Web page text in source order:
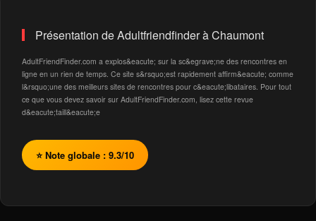
Présentation de Adultfriendfinder à Chaumont
AdultFriendFinder.com a explos&eacute; sur la sc&egrave;ne des rencontres en
ligne en un rien de temps. Ce site s&rsquo;est rapidement affirm&eacute; comme
l&rsquo;une des meilleurs sites de rencontres pour c&eacute;libataires. Pour tout
ce que vous devez savoir sur AdultFriendFinder.com, lisez cette revue
d&eacute;taill&eacute;e
⭐ Note globale : 9.3/10